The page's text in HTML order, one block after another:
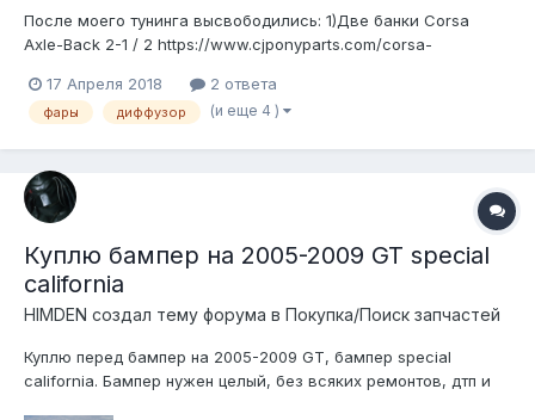
После моего тунинга высвободились: 1)Две банки Corsa
Axle-Back 2-1 / 2 https://www.cjponyparts.com/corsa-
sport-polished-gt-2005-2010-gt500-2007-2010/p/CBC1/ 2)
Оригинальный задний бампер GT 3) задний диффузор Roush
17 Апреля 2018 2 ответа
фары диффузор (и еще 4 )
Куплю бампер на 2005-2009 GT special
california
HIMDEN создал тему форума в Покупка/Поиск запчастей
Куплю перед бампер на 2005-2009 GT, бампер special
california. Бампер нужен целый, без всяких ремонтов, дтп и